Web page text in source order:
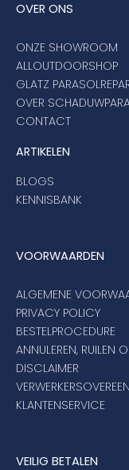
OVER ONS
ONZE SHOWROOM
ALLOUTDOORSHOP
GLATZ
OVER
CONTACT
ARTIKELEN
BLOGS
KENNISBANK
VOORWAARDEN
ALGEMENE
PRIVACY POLICY
BESTELPROCEDURE
ANNULEREN, RUILEN
DISCLAIMER
KLANTENSERVICE
VEILIG BETALEN